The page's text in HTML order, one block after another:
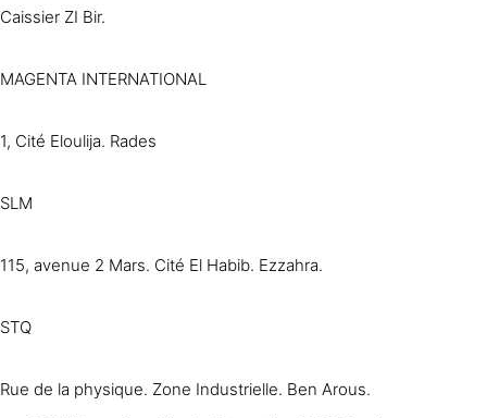
Caissier ZI Bir.
MAGENTA INTERNATIONAL
1, Cité Eloulija. Rades
SLM
115, avenue 2 Mars. Cité El Habib. Ezzahra.
STQ
Rue de la physique. Zone Industrielle. Ben Arous.